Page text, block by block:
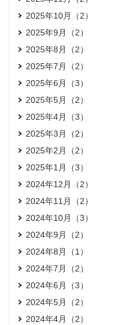
2025年10月（2）
2025年9月（2）
2025年8月（2）
2025年7月（2）
2025年6月（3）
2025年5月（2）
2025年4月（3）
2025年3月（2）
2025年2月（2）
2025年1月（3）
2024年12月（2）
2024年11月（2）
2024年10月（3）
2024年9月（2）
2024年8月（1）
2024年7月（2）
2024年6月（3）
2024年5月（2）
2024年4月（2）